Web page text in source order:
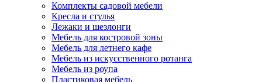
Комплекты садовой мебели
Кресла и стулья
Лежаки и шезлонги
Мебель для костровой зоны
Мебель для летнего кафе
Мебель из искусственного ротанга
Мебель из роупа
Пластиковая мебель